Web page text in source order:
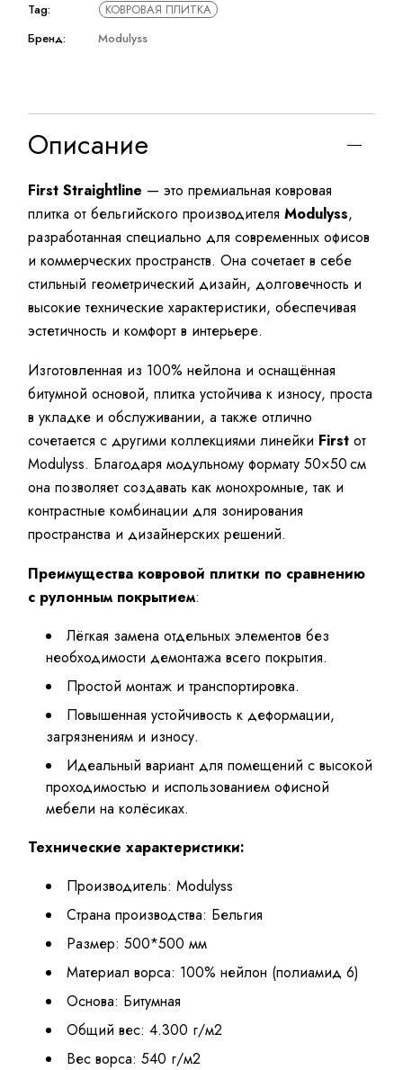
Tag:
КОВРОВАЯ ПЛИТКА
Бренд:
Modulyss
Описание
First Straightline — это премиальная ковровая
плитка от бельгийского производителяModulyss,
разработанная специально для современных офисов
и коммерческих пространств. Она сочетает в себе
стильный геометрический дизайн, долговечность и
высокие технические характеристики, обеспечивая
эстетичность и комфорт в интерьере.
Изготовленная из 100% нейлона и оснащённая
битумной основой, плитка устойчива к износу, проста
в укладке и обслуживании, а также отлично
сочетается с другими коллекциями линейки First от
Modulyss. Благодаря модульному формату 50×50 см
она позволяет создавать как монохромные, так и
контрастные комбинации для зонирования
пространства и дизайнерских решений.
Преимущества ковровой плитки по сравнению
с рулонным покрытием:
Лёгкая замена отдельных элементов без
необходимости демонтажа всего покрытия.
Простой монтаж и транспортировка.
Повышенная устойчивость к деформации,
загрязнениям и износу.
Идеальный вариант для помещений с высокой
проходимостью и использованием офисной
мебели на колёсиках.
Технические характеристики:
Производитель: Modulyss
Страна производства: Бельгия
Размер: 500*500 мм
Материал ворса: 100% нейлон (полиамид 6)
Основа: Битумная
Общий вес: 4.300 г/м2
Вес ворса: 540 г/м2